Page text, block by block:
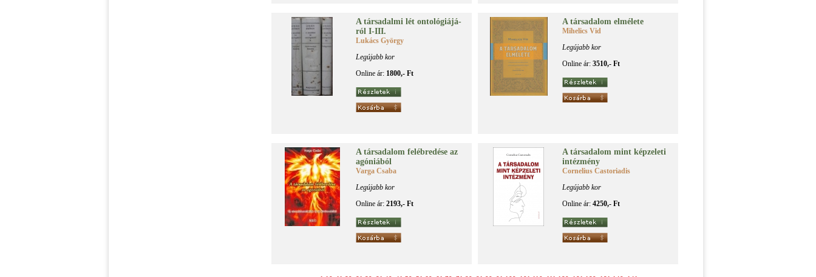
A tár­sa­dal­mi lét on­to­ló­gi­á­já­
ról I-III.
Lukács György
Legújabb kor
Online ár: 1800,- Ft
A tár­sa­da­lom el­mé­le­te
Mihelics Vid
Legújabb kor
Online ár: 3510,- Ft
A tár­sa­da­lom fel­éb­re­dé­se az
agó­ni­á­ból
Varga Csaba
Legújabb kor
Online ár: 2193,- Ft
A tár­sa­da­lom mint kép­ze­le­ti
in­téz­mény
Cornelius Castoriadis
Legújabb kor
Online ár: 4250,- Ft